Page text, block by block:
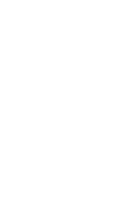
verfügbar.)